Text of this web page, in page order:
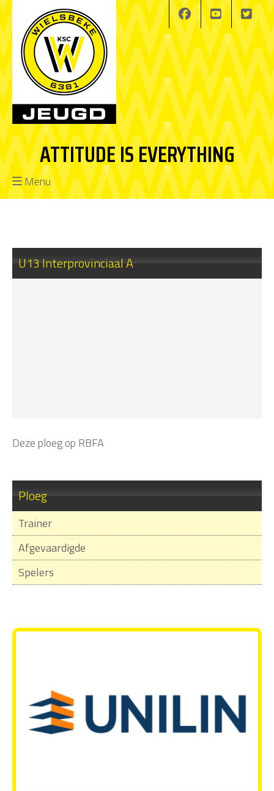
ATTITUDE IS EVERYTHING
Menu
U13 Interprovinciaal A
Deze ploeg op RBFA
Ploeg
Trainer
Afgevaardigde
Spelers